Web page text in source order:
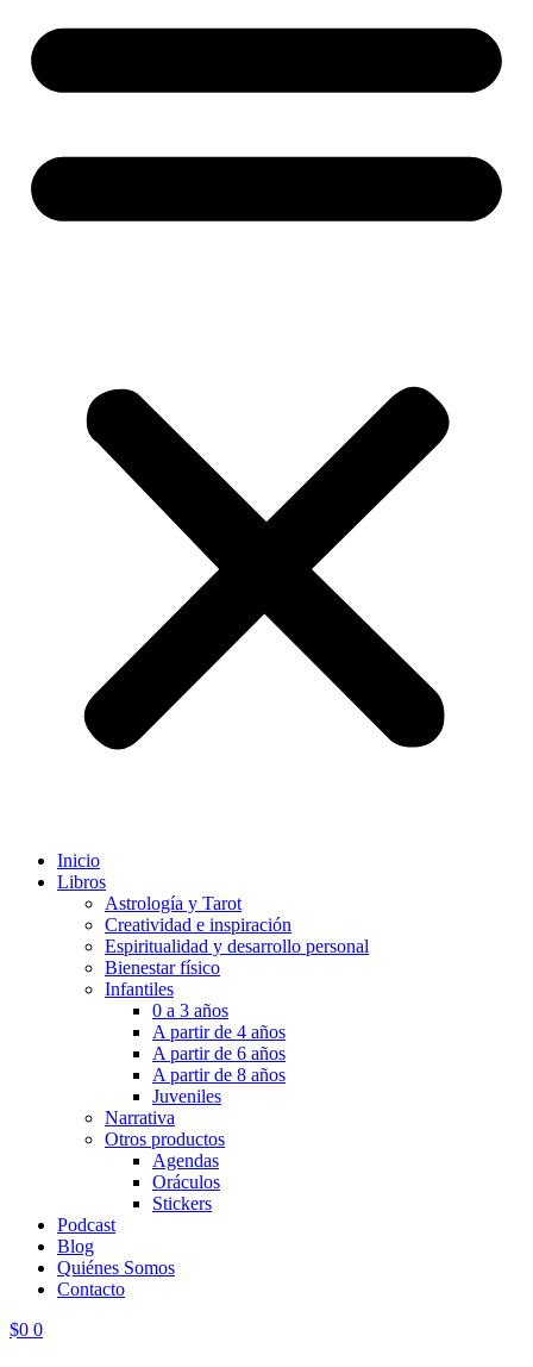
Inicio
Libros
Astrología y Tarot
Creatividad e inspiración
Espiritualidad y desarrollo personal
Bienestar físico
Infantiles
0 a 3 años
A partir de 4 años
A partir de 6 años
A partir de 8 años
Juveniles
Narrativa
Otros productos
Agendas
Oráculos
Stickers
Podcast
Blog
Quiénes Somos
Contacto
$0 0